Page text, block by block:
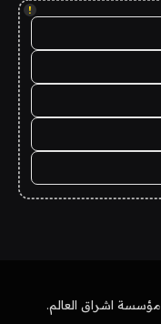
!
مؤسسة اشراق العالم.